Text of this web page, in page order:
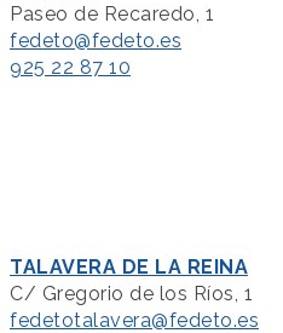
Paseo de Recaredo, 1
fedeto@fedeto.es
925 22 87 10
TALAVERA DE LA REINA
C/ Gregorio de los Ríos, 1
fedetotalavera@fedeto.es